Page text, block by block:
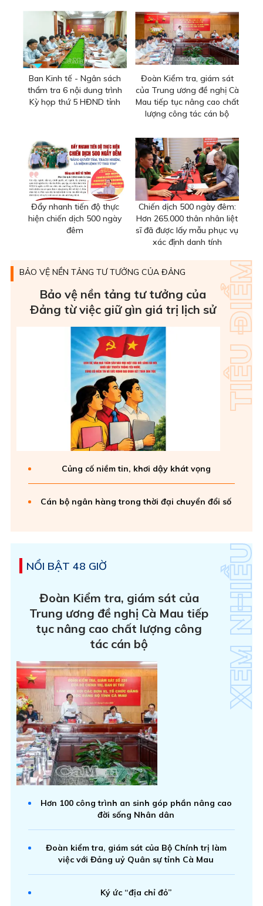
Ban Kinh tế - Ngân sách
thẩm tra 6 nội dung trình
Kỳ họp thứ 5 HĐND tỉnh
Đoàn Kiểm tra, giám sát
của Trung ương đề nghị Cà
Mau tiếp tục nâng cao chất
lượng công tác cán bộ
Đẩy nhanh tiến độ thực
hiện chiến dịch 500 ngày
đêm
Chiến dịch 500 ngày đêm:
Hơn 265.000 thân nhân liệt
sĩ đã được lấy mẫu phục vụ
xác định danh tính
BẢO VỆ NỀN TẢNG TƯ TƯỞNG CỦA ĐẢNG
Bảo vệ nền tảng tư tưởng của
Ðảng từ việc giữ gìn giá trị lịch sử
Củng cố niềm tin, khơi dậy khát vọng
Cán bộ ngân hàng trong thời đại chuyển đổi số
NỔI BẬT 48 GIỜ
Đoàn Kiểm tra, giám sát của
Trung ương đề nghị Cà Mau tiếp
tục nâng cao chất lượng công
tác cán bộ
Hơn 100 công trình an sinh góp phần nâng cao
đời sống Nhân dân
Đoàn kiểm tra, giám sát của Bộ Chính trị làm
việc với Đảng uỷ Quân sự tỉnh Cà Mau
Ký ức “địa chỉ đỏ”